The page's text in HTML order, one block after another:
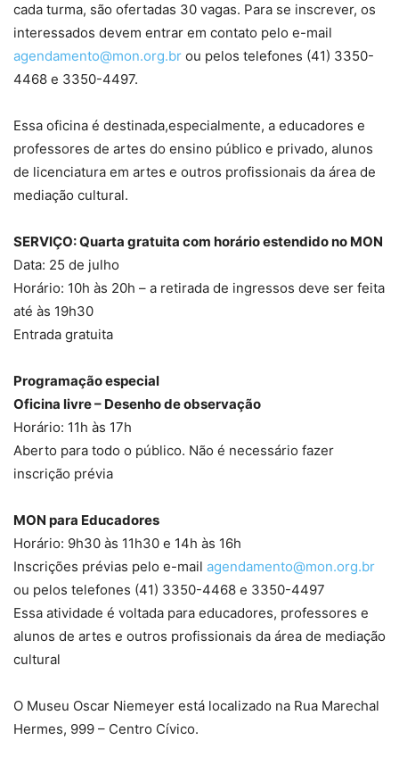
cada turma, são ofertadas 30 vagas. Para se inscrever, os
interessados devem entrar em contato pelo e-mail
agendamento@mon.org.br ou pelos telefones (41) 3350-
4468 e 3350-4497.
Essa oficina é destinada,especialmente, a educadores e
professores de artes do ensino público e privado, alunos
de licenciatura em artes e outros profissionais da área de
mediação cultural.
SERVIÇO: Quarta gratuita com horário estendido no MON
Data: 25 de julho
Horário: 10h às 20h – a retirada de ingressos deve ser feita
até às 19h30
Entrada gratuita
Programação especial
Oficina livre – Desenho de observação
Horário: 11h às 17h
Aberto para todo o público. Não é necessário fazer
inscrição prévia
MON para Educadores
Horário: 9h30 às 11h30 e 14h às 16h
Inscrições prévias pelo e-mail agendamento@mon.org.br
ou pelos telefones (41) 3350-4468 e 3350-4497
Essa atividade é voltada para educadores, professores e
alunos de artes e outros profissionais da área de mediação
cultural
O Museu Oscar Niemeyer está localizado na Rua Marechal
Hermes, 999 – Centro Cívico.